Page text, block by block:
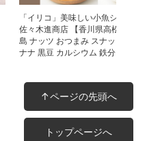
↑ページの先頭へ
トップページへ
「イリコ」美味しい小魚シリーズ
佐々木進商店 【香川県高松市】
島 ナッツ おつまみ スナック 菓子
ナナ 黒豆 カルシウム 鉄分 DHA